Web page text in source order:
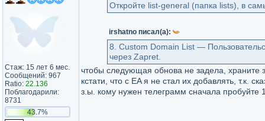
Стаж: 15 лет 6 мес.
Сообщений: 967
Ratio: 22.136
Поблагодарили:
8731
43.7%
Откройте list-general (папка lists), в
irshatno писал(а):
8. Custom Domain List —
через Zapret.
чтобы следующая обнова не задела, храните
кстати, что с EA я не стал их добавлять, т.к.
з.ы. кому нужен телеграмм сначала пробуйте